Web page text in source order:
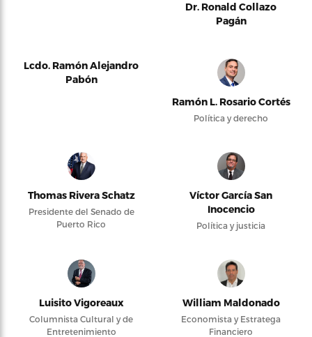
Dr. Ronald Collazo
Pagán
Lcdo. Ramón Alejandro
Pabón
Ramón L. Rosario Cortés
Política y derecho
Thomas Rivera Schatz
Presidente del Senado de
Puerto Rico
Víctor García San
Inocencio
Política y justicia
Luisito Vigoreaux
Columnista Cultural y de
Entretenimiento
William Maldonado
Economista y Estratega
Financiero